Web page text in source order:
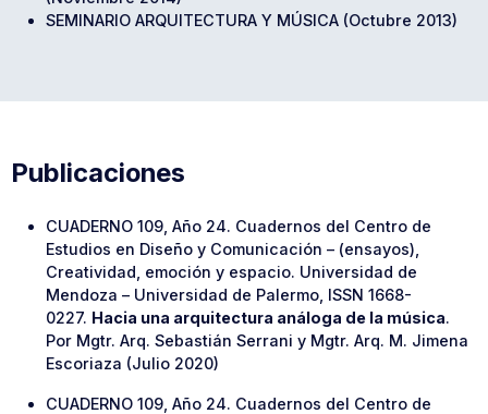
SEMINARIO ARQUITECTURA Y MÚSICA (Octubre 2013)
Publicaciones
CUADERNO 109, Año 24. Cuadernos del Centro de
Estudios en Diseño y Comunicación – (ensayos),
Creatividad, emoción y espacio. Universidad de
Mendoza – Universidad de Palermo, ISSN 1668-
0227. Hacia una arquitectura análoga de la música.
Por Mgtr. Arq. Sebastián Serrani y Mgtr. Arq. M. Jimena
Escoriaza (Julio 2020)
CUADERNO 109, Año 24. Cuadernos del Centro de